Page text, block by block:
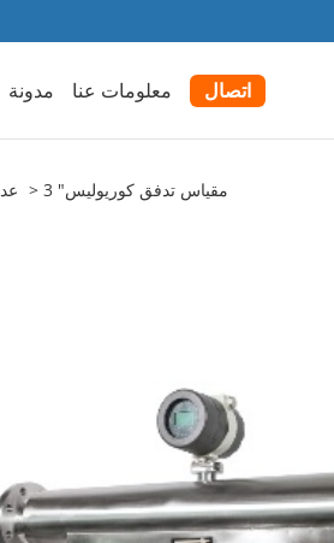
مدونة معلومات عنا اتصال
3 "مقياس تدفق كوريوليس